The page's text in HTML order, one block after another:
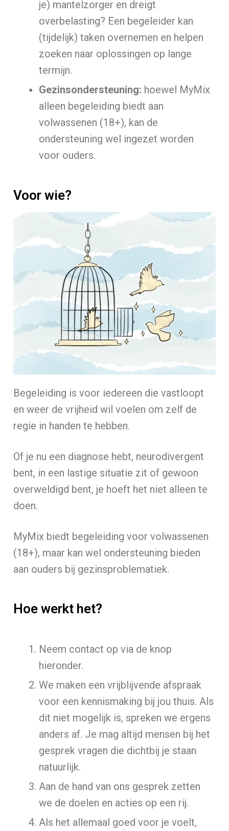
je) mantelzorger en dreigt
overbelasting? Een begeleider kan
(tijdelijk) taken overnemen en helpen
zoeken naar oplossingen op lange
termijn.
Gezinsondersteuning: hoewel MyMix
alleen begeleiding biedt aan
volwassenen (18+), kan de
ondersteuning wel ingezet worden
voor ouders.
Voor wie?
Begeleiding is voor iedereen die vastloopt
en weer de vrijheid wil voelen om zelf de
regie in handen te hebben.
Of je nu een diagnose hebt, neurodivergent
bent, in een lastige situatie zit of gewoon
overweldigd bent, je hoeft het niet alleen te
doen.
MyMix biedt begeleiding voor volwassenen
(18+), maar kan wel ondersteuning bieden
aan ouders bij gezinsproblematiek.
Hoe werkt het?
Neem contact op via de knop
hieronder.
We maken een vrijblijvende afspraak
voor een kennismaking bij jou thuis. Als
dit niet mogelijk is, spreken we ergens
anders af. Je mag altijd mensen bij het
gesprek vragen die dichtbij je staan
natuurlijk.
Aan de hand van ons gesprek zetten
we de doelen en acties op een rij.
Als het allemaal goed voor je voelt,